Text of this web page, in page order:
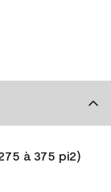
à 375 pi2)